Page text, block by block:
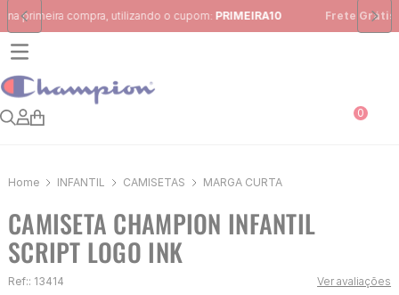
Frete Grátispara região Sudeste em pedidos acima de R$ 399,00
0
INFANTIL CAMISETAS MARGA CURTA
CAMISETA CHAMPION INFANTIL
SCRIPT LOGO INK
Ref:: 13414 Ver avaliações